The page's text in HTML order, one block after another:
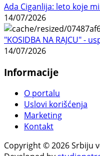
Ada Ciganlija: leto koje
14/07/2026
"KOSIDBA NA RAJCU" -
14/07/2026
Informacije
O portalu
Uslovi korišćenja
Marketing
Kontakt
Copyright © 2026 Srbiju